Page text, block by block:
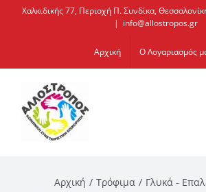
Μετάβαση
Χαλκιδικής 77, Περιοχή Π. Συνδίκα,
| info@allostropos.gr
Αρχική Ο Λογαριασμός
Αρχική Τρόφιμα
Γλυκά -